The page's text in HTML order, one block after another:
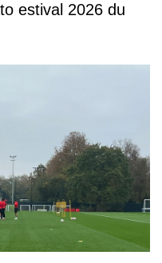
estival 2026 du